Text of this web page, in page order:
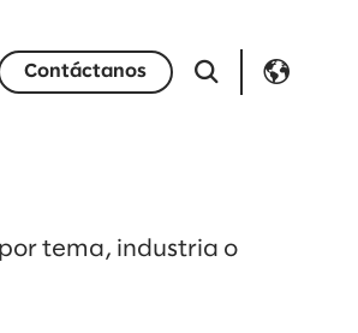
Contáctanos
tema, industria o